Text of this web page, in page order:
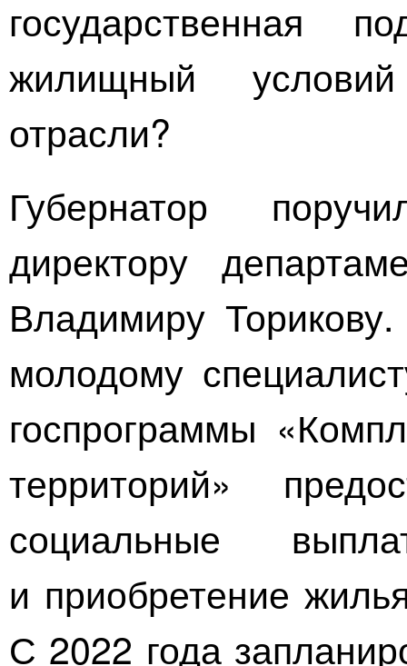
государственная
жилищный
отрасли?
Губернатор
директору
Владимиру
молодому
госпрограммы
территорий»
социальные
и приобретение
С 2022 года